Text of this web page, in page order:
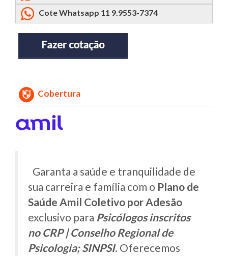
Cote Whatsapp 11 9.9553-7374
Cobertura
Garanta a saúde e tranquilidade de
sua carreira e família com o Plano de
Saúde Amil Coletivo por Adesão
exclusivo para Psicólogos inscritos
no CRP | Conselho Regional de
Psicologia; SINPSI. Oferecemos